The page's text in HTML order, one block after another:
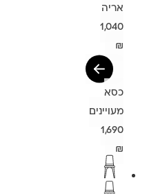
אריה
1,040
₪
כסא
מעויינים
1,690
₪